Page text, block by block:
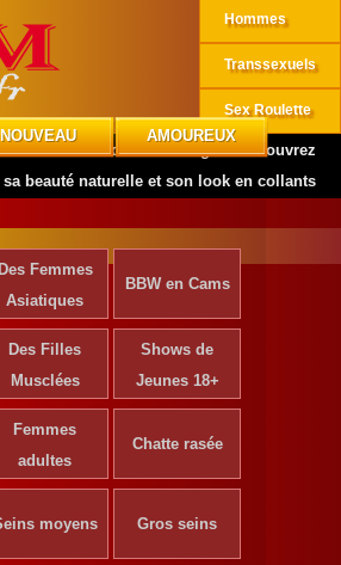
NOUVEAU AMOUREUX
Hommes
Transsexuels
Sex Roulette
Cinéma»Nadine De Rangot : Découvrez
beauté naturelle et son look en collants
Des Femmes
Asiatiques
BBW en Cams
Des Filles
Musclées
Shows de
Jeunes 18+
Femmes
adultes
Chatte rasée
moyens Gros seins